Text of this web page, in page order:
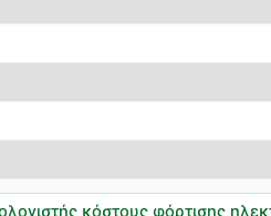
κόστους φόρτισης